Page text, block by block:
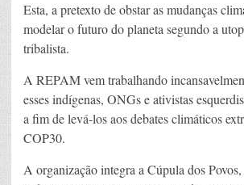
Esta, a pretexto de obstar as mudanças
modelar o futuro do planeta segundo a
tribalista.
A REPAM vem trabalhando
esses indígenas, ONGs e ativistas
a fim de levá-los aos debates climáticos
COP30.
A organização integra a Cúpula dos